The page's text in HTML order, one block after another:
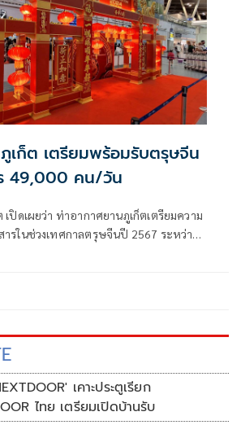
ภูเก็ต เตรียมพร้อมรับตรุษจีน
49,000 คน/วัน
ปิดเผยว่า ท่าอากาศยานภูเก็ตเตรียมความ
รในช่วงเทศกาลตรุษจีนปี 2567 ระหว่าง
เคาะประตูเรียก
ไทย เตรียมเปิดบ้านรับ